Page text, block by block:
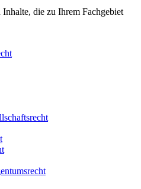
die zu Ihrem Fachgebiet